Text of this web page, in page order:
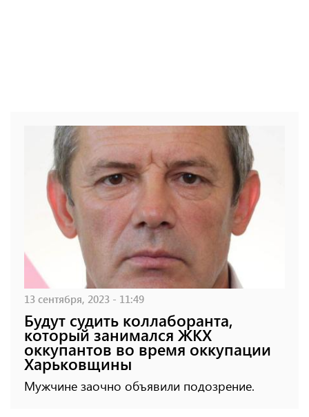
13 сентября, 2023 - 11:49
Будут судить коллаборанта,
который занимался ЖКХ
оккупантов во время оккупации
Харьковщины
Мужчине заочно объявили подозрение.